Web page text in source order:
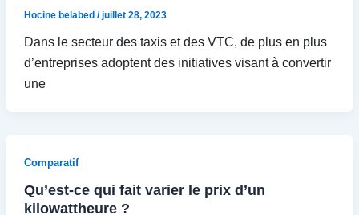
Hocine belabed /juillet 28, 2023
Dans le secteur des taxis et des VTC, de plus en plus
d’entreprises adoptent des initiatives visant à convertir
une
Comparatif
Qu’est-ce qui fait varier le prix d’un
kilowattheure ?